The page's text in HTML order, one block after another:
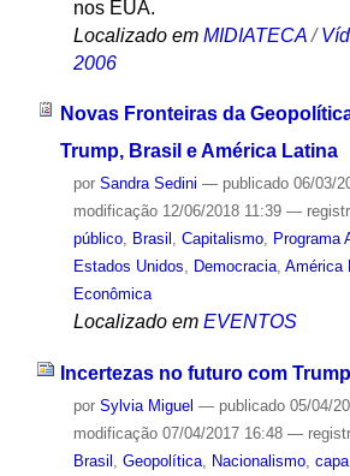
nos EUA.
Localizado em MIDIATECA /
2006
Novas Fronteiras da
Trump, Brasil e América Latina
por Sandra Sedini — publicado06/03/
modificação12/06/2018 11:39 —
público, Brasil , Capitalismo, Programa
Estados Unidos, Democracia, América
Econômica
Localizado em EVENTOS
Incertezas no futuro com Trump
por Sylvia Miguel — publicado05/04/
modificação07/04/2017 16:48 —
Brasil , Geopolítica, Nacionalismo, capa